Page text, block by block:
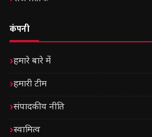
कंपनी
हमारे बारे में
हमारी टीम
संपादकीय नीति
स्वामित्व